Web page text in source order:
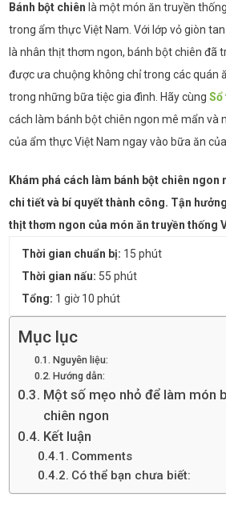
Bánh bột chiên là một món ăn truyền
trong ẩm thực Việt Nam. Với lớp vỏ giòn
là nhân thịt thơm ngon, bánh bột chiên đã
được ưa chuộng không chỉ trong các quán
trong những bữa tiệc gia đình. Hãy cùngSổ
cách làm bánh bột chiên ngon mê mẩn và
của ẩm thực Việt Nam ngay vào bữa ăn
Khám phá cách làm bánh bột chiên ngon
chi tiết và bí quyết thành công. Tận
thịt thơm ngon của món ăn truyền thống
Thời gian chuẩn bị: 15 phút
Thời gian nấu: 55 phút
Tổng: 1 giờ 10 phút
Mục lục
Nguyên liệu:
Hướng dẫn:
Một số mẹo nhỏ để làm món
chiên ngon
Kết luận
Comments
Có thể bạn chưa biết: